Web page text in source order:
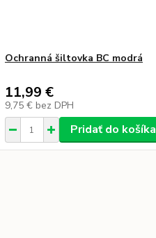
Ochranná šiltovka BC modrá
11,99 €
9,75 € bez DPH
Pridať do košíka